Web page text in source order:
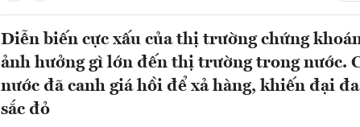
Diễn biến cực xấu của thị trường chứng
ảnh hưởng gì lớn đến thị trường trong nước.
nước đã canh giá hồi để xả hàng, khiến đại
sắc đỏ